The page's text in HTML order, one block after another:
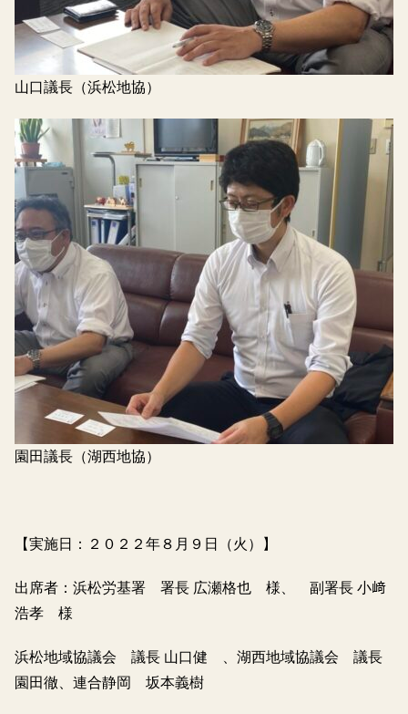
山口議長（浜松地協）
園田議長（湖西地協）
【実施日：２０２２年８月９日（火）】
出席者：浜松労基署 署長 広瀬格也 様、 副署長 小﨑
浩孝 様
浜松地域協議会 議長 山口健 、湖西地域協議会 議長
園田徹、連合静岡 坂本義樹